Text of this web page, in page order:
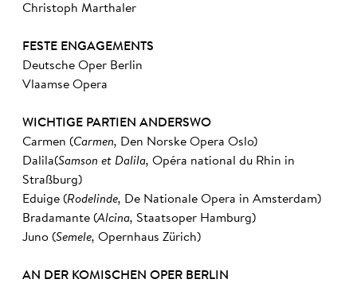
Christoph Marthaler
FESTE ENGAGEMENTS
Deutsche Oper Berlin
Vlaamse Opera
WICHTIGE PARTIEN ANDERSWO
Carmen (Carmen, Den Norske Opera Oslo)
Dalila(Samson et Dalila, Opéra national du Rhin in
Straßburg)
Eduige (Rodelinde, De Nationale Opera in Amsterdam)
Bradamante (Alcina, Staatsoper Hamburg)
Juno (Semele, Opernhaus Zürich)
AN DER KOMISCHEN OPER BERLIN